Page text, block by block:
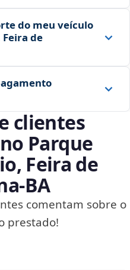
do meu veículo
de
clientes
Parque
Feira de
comentam sobre o
prestado!